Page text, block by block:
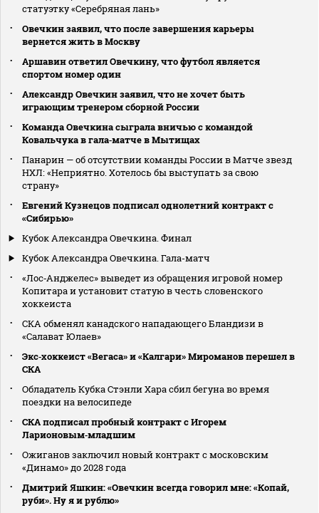
статуэтку «Серебряная лань»
Овечкин заявил, что после завершения карьеры
вернется жить в Москву
Аршавин ответил Овечкину, что футбол является
спортом номер один
Александр Овечкин заявил, что не хочет быть
играющим тренером сборной России
Команда Овечкина сыграла вничью с командой
Ковальчука в гала‑матче в Мытищах
Панарин — об отсутствии команды России в Матче звезд
НХЛ: «Неприятно. Хотелось бы выступать за свою
страну»
Евгений Кузнецов подписал однолетний контракт с
«Сибирью»
Кубок Александра Овечкина. Финал
Кубок Александра Овечкина. Гала-матч
«Лос‑Анджелес» выведет из обращения игровой номер
Копитара и установит статую в честь словенского
хоккеиста
СКА обменял канадского нападающего Бландизи в
«Салават Юлаев»
Экс‑хоккеист «Вегаса» и «Калгари» Мироманов перешел в
СКА
Обладатель Кубка Стэнли Хара сбил бегуна во время
поездки на велосипеде
СКА подписал пробный контракт с Игорем
Ларионовым‑младшим
Ожиганов заключил новый контракт с московским
«Динамо» до 2028 года
Дмитрий Яшкин: «Овечкин всегда говорил мне: «Копай,
руби». Ну я и рублю»